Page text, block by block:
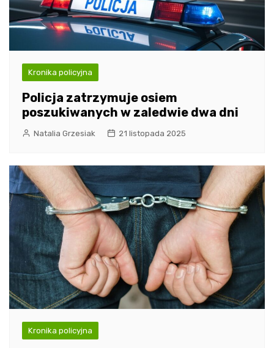
Kronika policyjna
Policja zatrzymuje osiem
poszukiwanych w zaledwie dwa dni
Natalia Grzesiak 21 listopada 2025
Kronika policyjna